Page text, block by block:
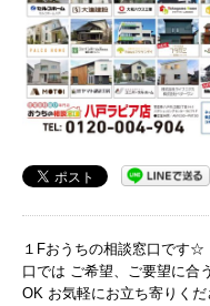
１Fおうちの相談窓口です☆
口では ご希望、ご要望に合
OK お気軽にお立ち寄りく